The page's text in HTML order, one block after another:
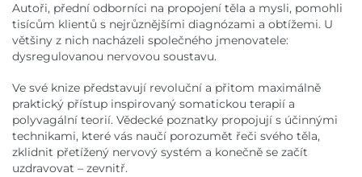
Autoři, přední odborníci na propojení těla a mysli, pomohli
tisícům klientů s nejrůznějšími diagnózami a obtížemi. U
většiny z nich nacházeli společného jmenovatele:
dysregulovanou nervovou soustavu.
Ve své knize představují revoluční a přitom maximálně
praktický přístup inspirovaný somatickou terapií a
polyvagální teorií. Vědecké poznatky propojují s účinnými
technikami, které vás naučí porozumět řeči svého těla,
zklidnit přetížený nervový systém a konečně se začít
uzdravovat – zevnitř.